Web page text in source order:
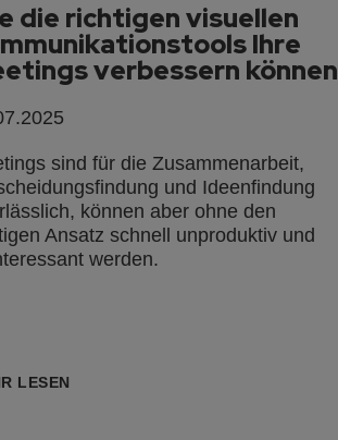
die richtigen visuellen
Ihre
verbessern können
sind für die Zusammenarbeit,
und Ideenfindung
können aber ohne den
Ansatz schnell unproduktiv und
werden.
LESEN